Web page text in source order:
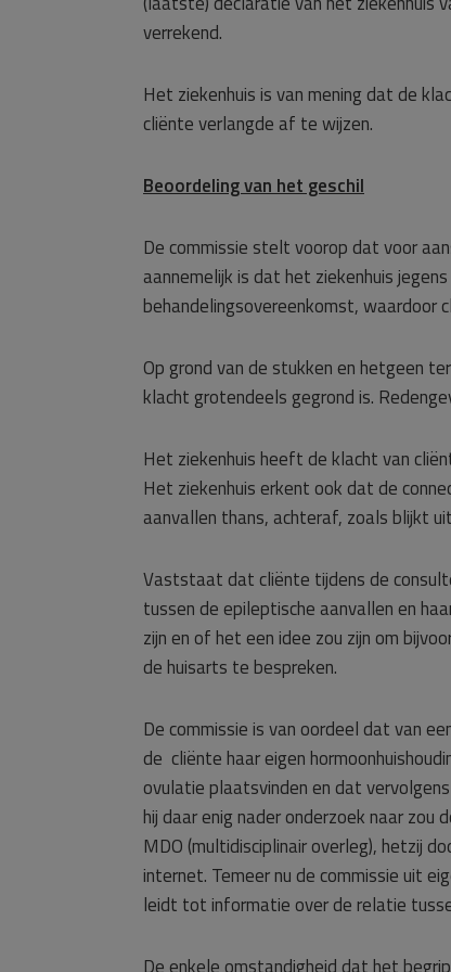
verrekend.
Het ziekenhuis is van mening dat de
cliënte verlangde af te wijzen.
Beoordeling van het geschil
De commissie stelt voorop dat voor
aannemelijk is dat het ziekenhuis
behandelingsovereenkomst, waardoor
Op grond van de stukken en hetgeen
klacht grotendeels gegrond is.
Het ziekenhuis heeft de klacht van
Het ziekenhuis erkent ook dat de
aanvallen thans, achteraf, zoals blijkt
Vaststaat dat cliënte tijdens de
tussen de epileptische aanvallen en
zijn en of het een idee zou zijn om
de huisarts te bespreken.
De commissie is van oordeel dat van
de cliënte haar eigen
ovulatie plaatsvinden en dat
hij daar enig nader onderzoek naar zou
MDO (multidisciplinair overleg), hetzij
internet. Temeer nu de commissie uit
leidt tot informatie over de relatie